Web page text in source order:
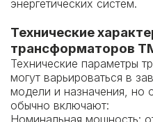
энергетических систем.
Технические
трансформаторов
Технические параметры
могут варьироваться в
модели и назначения, но
обычно включают:
Номинальная мощность: